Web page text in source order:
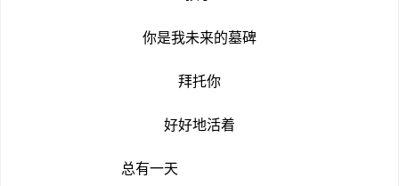
你是我未来的墓碑
拜托你
好好地活着
总有一天